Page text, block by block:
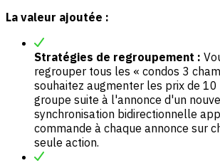
La valeur ajoutée :
Stratégies de regroupement :
regrouper tous les « condos 3
souhaitez augmenter les prix de
groupe suite à l'annonce d'un
synchronisation bidirectionnelle
commande à chaque annonce sur
seule action.